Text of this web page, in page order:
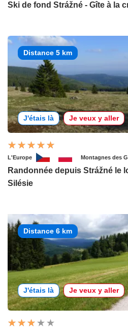
Ski de fond Strážné - Gîte à la
Distance 5 km
J'étais là Je veux y aller
L'Europe Montagnes des
Randonnée depuis Strážné le
Silésie
Distance 6 km
J'étais là Je veux y aller